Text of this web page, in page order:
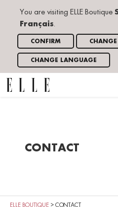
You are visiting ELLE Boutique
Français.
CONFIRM
CHANGE LANGUAGE
CONTACT
ELLE BOUTIQUE > CONTACT